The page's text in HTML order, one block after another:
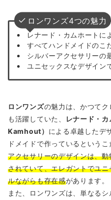
ロンワンズ4つの魅力
レナード・カムホートに
すべてハンドメイドのこ
シルバーアクセサリーの
ユニセックスなデザイン
ロンワンズの魅力は、かつて
も活躍していた、
レナード・
Kamhout） による卓越したデ
ドメイドで作っているというこ
アクセサリーのデザインは、
されていて、エレガントでユ
ルながらも存在感があります。
また、ロンワンズは、単なる